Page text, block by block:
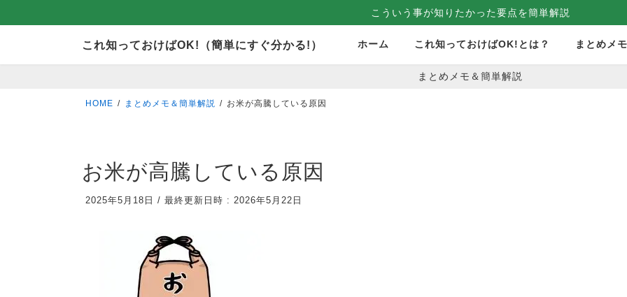
こういう事が知りたかった要点を簡単解説
これ知っておけばOK!（簡単にすぐ分かる!） ホーム これ知っておけばOK!とは？ まとめメ
まとめメモ＆簡単解説
HOME まとめメモ＆簡単解説 お米が高騰している原因
お米が高騰している原因
2025年5月18日 /最終更新日時 : 2026年5月22日